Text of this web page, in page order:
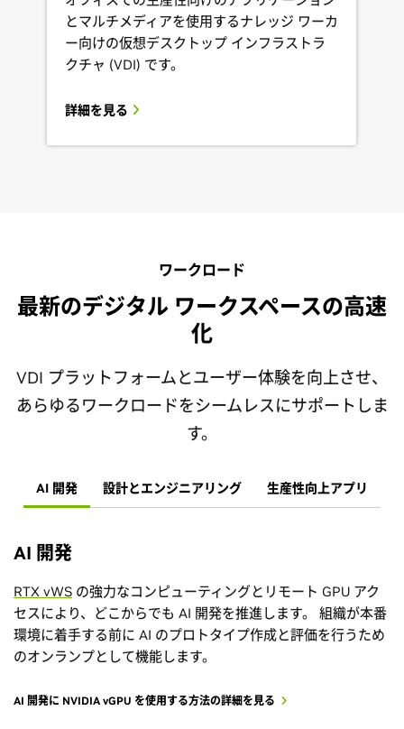
とマルチメディアを使用するナレッジ ワーカ
ー向けの仮想デスクトップ インフラストラ
クチャ (VDI) です。
詳細を見る
ワークロード
最新のデジタル ワークスペースの高速
化
VDI プラットフォームとユーザー体験を向上させ、
あらゆるワークロードをシームレスにサポートしま
す。
AI 開発 設計とエンジニアリング 生産性向上アプリ
AI 開発
RTX vWS の強力なコンピューティングとリモート GPU アク
セスにより、どこからでも AI 開発を推進します。 組織が本番
環境に着手する前に AI のプロトタイプ作成と評価を行うため
のオンランプとして機能します。
AI 開発に NVIDIA vGPU を使用する方法の詳細を見る